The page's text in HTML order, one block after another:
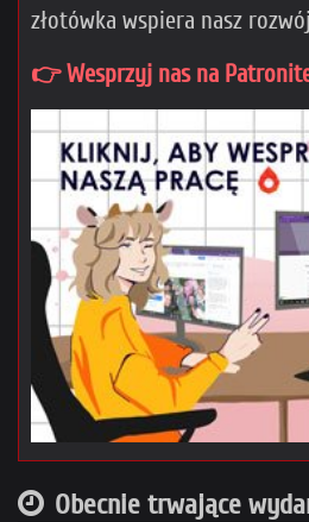
złotówka wspiera nasz
👉 Wesprzyj nas na
Obecnie trwające